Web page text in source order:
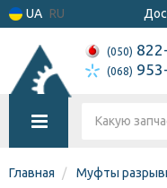
UA RU
(050)
(068)
Главная Муфты